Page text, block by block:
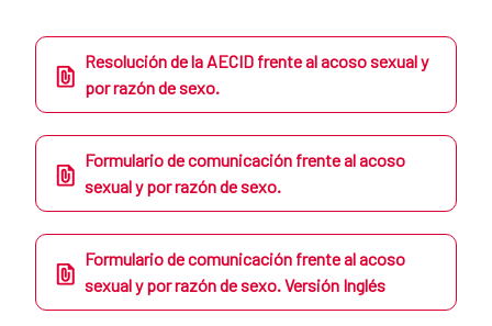
Resolución de la AECID frente al acoso sexual y
por razón de sexo.
Formulario de comunicación frente al acoso
sexual y por razón de sexo.
Formulario de comunicación frente al acoso
sexual y por razón de sexo. Versión Inglés